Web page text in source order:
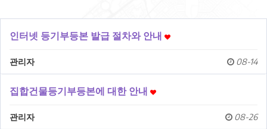
인터넷 등기부등본 발급 절차와 안내
관리자 08-14
집합건물등기부등본에 대한 안내
관리자 08-26